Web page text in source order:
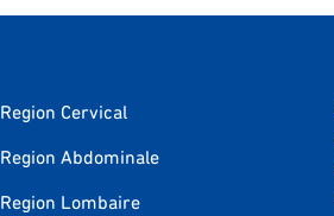
Region Cervical
Region Abdominale
Region Lombaire